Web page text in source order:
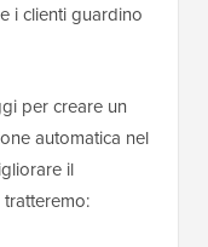
i clienti guardino
per creare un
automatica nel
il